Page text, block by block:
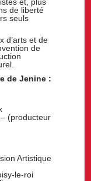
de liberté
seuls
d’arts et de
de
de Jenine :
(producteur
Artistique
le-roi